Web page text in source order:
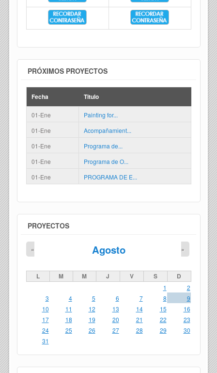
PRÓXIMOS PROYECTOS
Fecha Titulo
01-Ene
Painting for...
01-Ene
Acompañamient...
01-Ene
Programa de...
01-Ene
Programa de O...
01-Ene
PROGRAMA DE E...
PROYECTOS
Agosto
« »
L M M J V S D
1
2
3
4 5 6 7 8
9
10
11 12 13 14 15
16
17
18 19 20 21 22
23
24
25 26 27 28 29
30
31